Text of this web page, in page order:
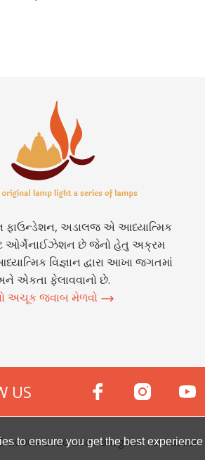
to ensure you get the best
ફાઉન્ડેશન, અડાલજ એ આધ્યાત્મિક
ઓર્ગેનાઈઝેશન છે જેનો હેતુ અક્રમ
વિજ્ઞાન દ્વારા આખા જગતમાં
એકતા ફેલાવવાનો છે.
અચૂક જવાબ મેળવો
US
2000 -2026Dada Bhagwan